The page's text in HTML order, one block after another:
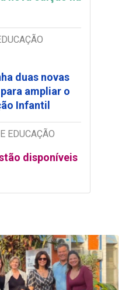
duas novas
ampliar o
Infantil
EDUCAÇÃO
disponíveis